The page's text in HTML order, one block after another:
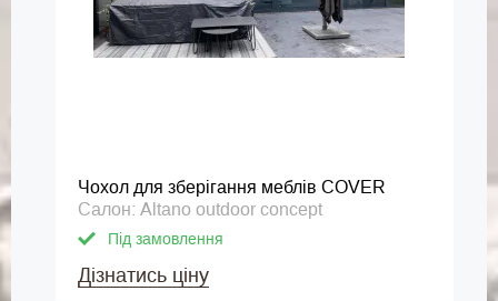
Чохол для зберігання меблів COVER
Салон: Altano outdoor concept
Під замовлення
Дізнатись ціну